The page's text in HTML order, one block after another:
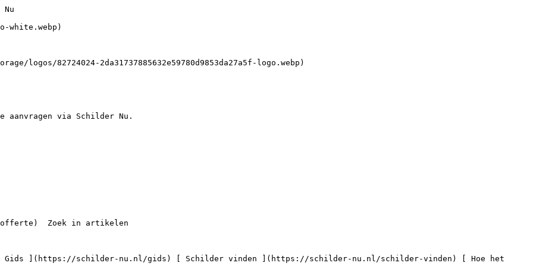
Schilders in Nieuwkoop

 1 schilder

    ](https://schilder-nu.nl/nieuwkoop) [

 Schilders in Leiderdorp

 7 schilders

    ](https://schilder-nu.nl/leiderdorp) [

 Schilders in Ridderkerk

 6 schilders

    ](https://schilder-nu.nl/ridderkerk) [

 Schilders in Rotterdam

 66 schilders

    ](https://schilder-nu.nl/rotterdam) [

 Schilders in Pijnacker

 2 schilders

    ](https://schilder-nu.nl/pijnacker) [

 Schilders in Papendrecht

 7 schilders